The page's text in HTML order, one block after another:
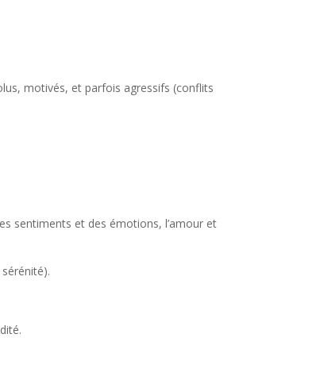
motivés, et parfois agressifs (conflits
sentiments et des émotions, l’amour et